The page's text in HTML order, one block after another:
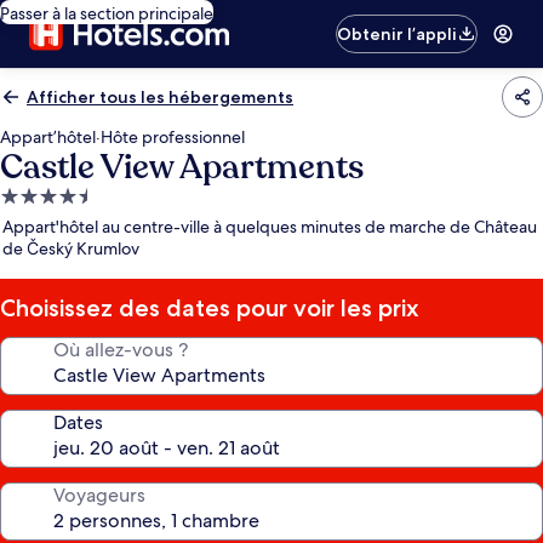
Passer à la section principale
Obtenir l’appli
Afficher tous les hébergements
Appart’hôtel·Hôte professionnel
Castle View Apartments
Hébergement
4.5 étoiles
Appart'hôtel au centre-ville à quelques minutes de marche de Château
de Český Krumlov
Choisissez des dates pour voir les prix
Où allez-vous ?
Dates
Voyageurs